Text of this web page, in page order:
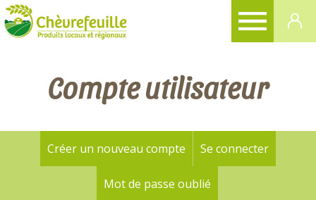
Compte utilisateur
Onglets
principaux
Créer un nouveau compte Se connecter(onglet
Mot de passe oublié